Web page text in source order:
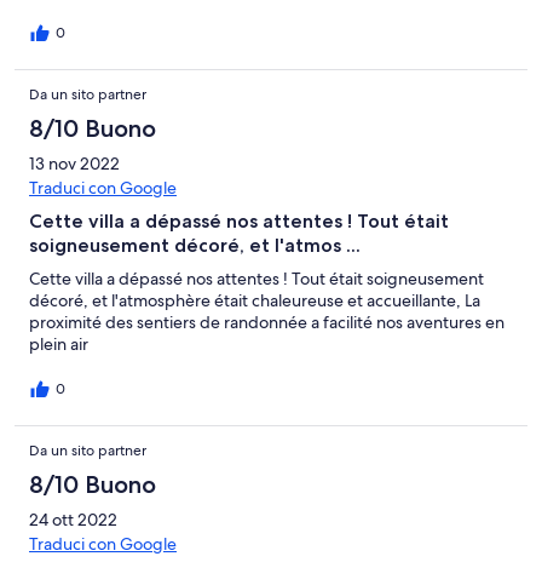
0
Da un sito partner
8/10 Buono
13 nov 2022
Traduci con Google
Cette villa a dépassé nos attentes ! Tout était
soigneusement décoré, et l'atmos ...
Cette villa a dépassé nos attentes ! Tout était soigneusement
décoré, et l'atmosphère était chaleureuse et accueillante, La
proximité des sentiers de randonnée a facilité nos aventures en
plein air
0
Da un sito partner
8/10 Buono
24 ott 2022
Traduci con Google